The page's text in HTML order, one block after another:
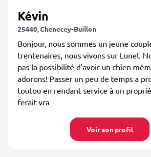
Kévin
25440, Chenecey-Buillon
Bonjour, nous sommes un jeune
trentenaires, nous vivons sur Lunel.
pas la possibilité d'avoir un chien
adorons! Passer un peu de temps a
toutou en rendant service à un
ferait vra
Voir son profil